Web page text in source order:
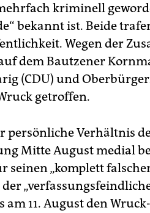
kriminell
bekannt ist. Beide
Wegen der
dem Bautzener
(CDU) und
getroffen.
persönliche Verhältnis
Mitte August medial
seinen „komplett
am 11. August den